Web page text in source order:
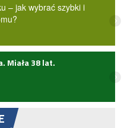
– jak wybrać szybki i
Miała 38 lat.